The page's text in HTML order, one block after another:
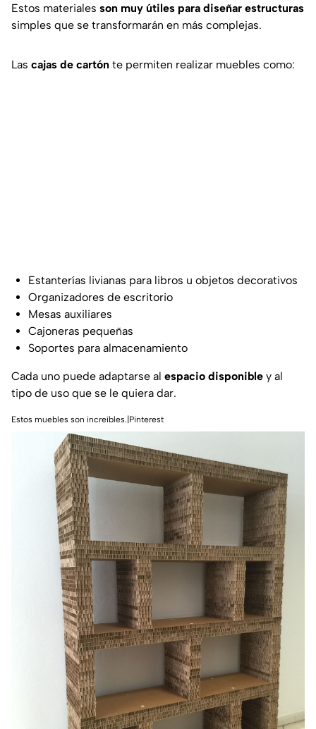
Estos materiales son muy útiles para diseñar estructuras
simples que se transformarán en más complejas.
Las cajas de cartón te permiten realizar muebles como:
Estanterías livianas para libros u objetos decorativos
Organizadores de escritorio
Mesas auxiliares
Cajoneras pequeñas
Soportes para almacenamiento
Cada uno puede adaptarse al espacio disponible y al
tipo de uso que se le quiera dar.
Estos muebles son increíbles.|Pinterest